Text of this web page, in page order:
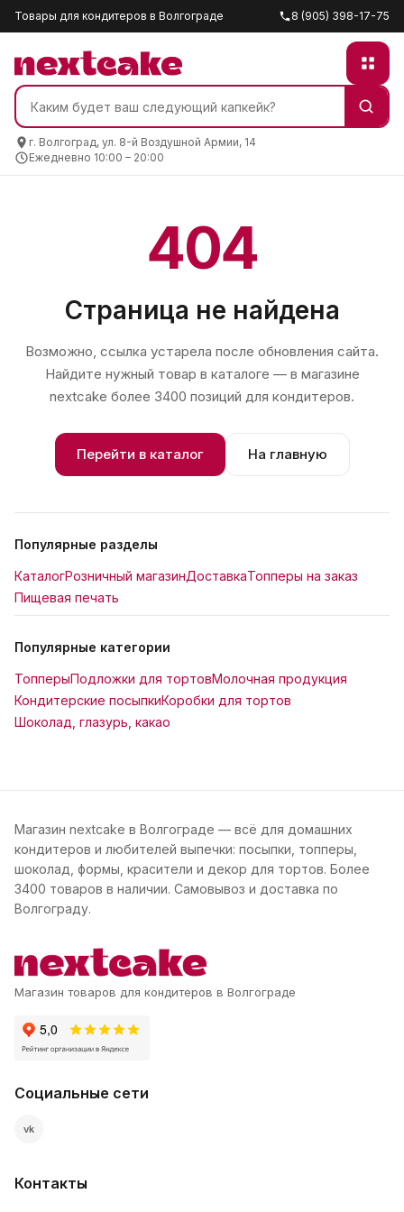
Товары для кондитеров в Волгограде 8 (905) 398-17-75
г. Волгоград, ул. 8-й Воздушной Армии, 14
Ежедневно 10:00 – 20:00
404
Страница не найдена
Возможно, ссылка устарела после обновления сайта.
Найдите нужный товар в каталоге — в магазине
nextcake более 3400 позиций для кондитеров.
Перейти в каталог На главную
Популярные разделы
КаталогРозничный магазинДоставкаТопперы на заказ
Пищевая печать
Популярные категории
ТопперыПодложки для тортовМолочная продукция
Кондитерские посыпкиКоробки для тортов
Шоколад, глазурь, какао
Магазин nextcake в Волгограде — всё для домашних
кондитеров и любителей выпечки: посыпки, топперы,
шоколад, формы, красители и декор для тортов. Более
3400 товаров в наличии. Самовывоз и доставка по
Волгограду.
Магазин товаров для кондитеров в Волгограде
Социальные сети
vk
Контакты